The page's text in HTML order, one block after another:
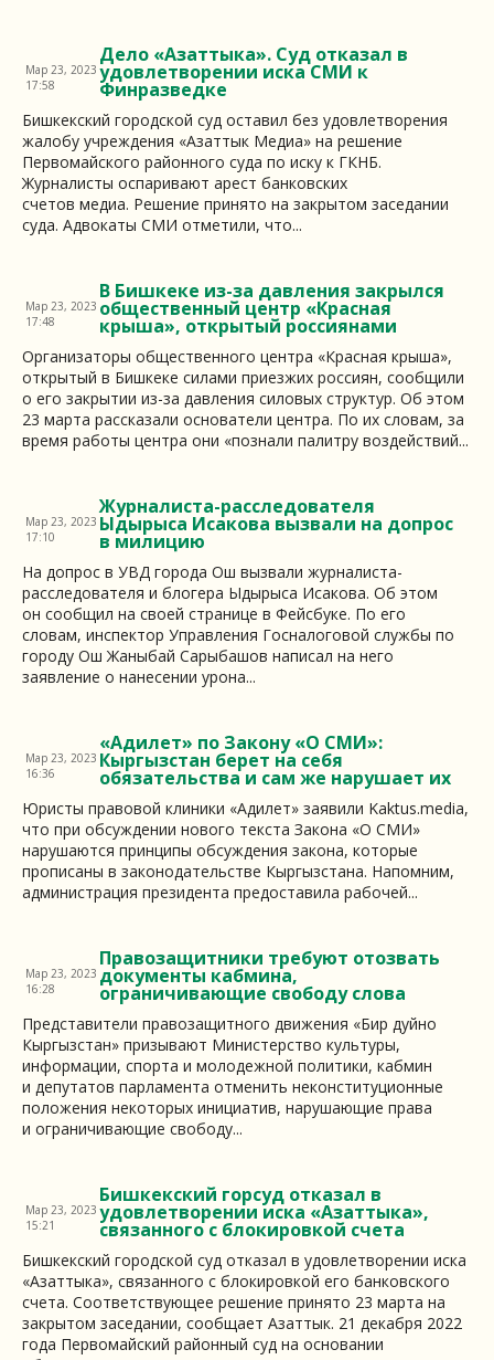
Дело «Азаттыка». Суд отказал в
удовлетворении иска СМИ к
Финразведке
Мар 23, 2023
17:58
Бишкекский городской суд оставил без удовлетворения
жалобу учреждения «Азаттык Медиа» на решение
Первомайского районного суда по иску к ГКНБ.
Журналисты оспаривают арест банковских
счетов медиа. Решение принято на закрытом заседании
суда. Адвокаты СМИ отметили, что...
В Бишкеке из-за давления закрылся
общественный центр «Красная
крыша», открытый россиянами
Мар 23, 2023
17:48
Организаторы общественного центра «Красная крыша»,
открытый в Бишкеке силами приезжих россиян, сообщили
о его закрытии из-за давления силовых структур. Об этом
23 марта рассказали основатели центра. По их словам, за
время работы центра они «познали палитру воздействий...
Журналиста-расследователя
Ыдырыса Исакова вызвали на допрос
в милицию
Мар 23, 2023
17:10
На допрос в УВД города Ош вызвали журналиста-
расследователя и блогера Ыдырыса Исакова. Об этом
он сообщил на своей странице в Фейсбуке. По его
словам, инспектор Управления Госналоговой службы по
городу Ош Жаныбай Сарыбашов написал на него
заявление о нанесении урона...
«Адилет» по Закону «О СМИ»:
Кыргызстан берет на себя
обязательства и сам же нарушает их
Мар 23, 2023
16:36
Юристы правовой клиники «Адилет» заявили Kaktus.media,
что при обсуждении нового текста Закона «О СМИ»
нарушаются принципы обсуждения закона, которые
прописаны в законодательстве Кыргызстана. Напомним,
администрация президента предоставила рабочей...
Правозащитники требуют отозвать
документы кабмина,
ограничивающие свободу слова
Мар 23, 2023
16:28
Представители правозащитного движения «Бир дуйно
Кыргызстан» призывают Министерство культуры,
информации, спорта и молодежной политики, кабмин
и депутатов парламента отменить неконституционные
положения некоторых инициатив, нарушающие права
и ограничивающие свободу...
Бишкекский горсуд отказал в
удовлетворении иска «Азаттыка»,
связанного с блокировкой счета
Мар 23, 2023
15:21
Бишкекский городской суд отказал в удовлетворении иска
«Азаттыка», связанного с блокировкой его банковского
счета. Соответствующее решение принято 23 марта на
закрытом заседании, сообщает Азаттык. 21 декабря 2022
года Первомайский районный суд на основании